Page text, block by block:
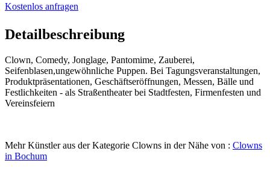
Kostenlos anfragen
Detailbeschreibung
Clown, Comedy, Jonglage, Pantomime, Zauberei,
Seifenblasen,ungewöhnliche Puppen. Bei Tagungsveranstaltungen,
Produktpräsentationen, Geschäftseröffnungen, Messen, Bälle und
Festlichkeiten - als Straßentheater bei Stadtfesten, Firmenfesten und
Vereinsfeiern
Mehr Künstler aus der Kategorie Clowns in der Nähe von : Clowns
in Bochum